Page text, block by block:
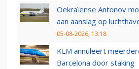
Oekraïense Antonov
aan aanslag op
05-08-2026, 13:18
KLM annuleert
Barcelona door staking